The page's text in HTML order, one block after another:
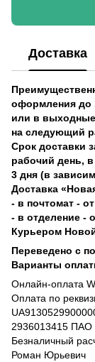
Доставка
оформления до
или в
на следующий
Срок доставки
рабочий день,
3 дня (в
Доставка
- в почтомат -
- в отделение -
Курьером
Переведено с
Варианты
Онлайн-оплата
Оплата по
2936013415
Безналичный
Роман Юрьевич